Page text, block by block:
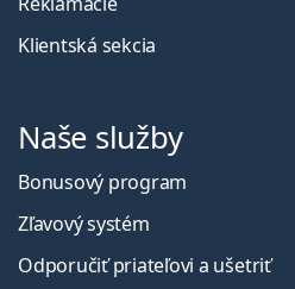
Klientská sekcia
Naše služby
Bonusový program
Zľavový systém
Odporučiť priateľovi a ušetriť